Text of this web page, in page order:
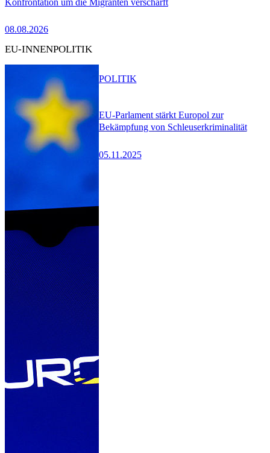
08.08.2026
EU-INNENPOLITIK
EU-Parlament stärkt Europol zur
Bekämpfung von Schleuserkriminalität
05.11.2025
POLITIK